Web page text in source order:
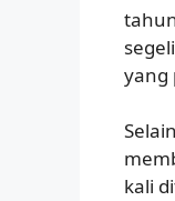
yang
kali